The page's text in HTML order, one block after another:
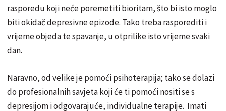
rasporedu koji neće poremetiti bioritam, što bi isto moglo
biti okidač depresivne epizode. Tako treba rasporediti i
vrijeme objeda te spavanje, u otprilike isto vrijeme svaki
dan.
Naravno, od velike je pomoći psihoterapija; tako se dolazi
do profesionalnih savjeta koji će ti pomoći nositi se s
depresijom i odgovarajuće, individualne terapije. Imati